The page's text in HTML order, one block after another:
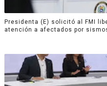
Presidenta (E) solicitó al FMI
atención a afectados por